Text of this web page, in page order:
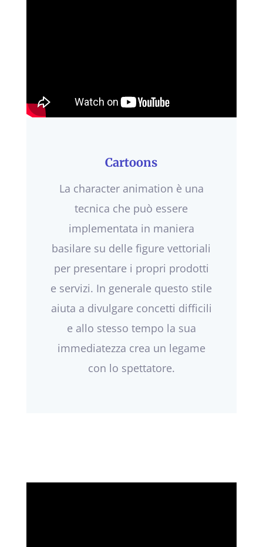
Cartoons
La character animation è una
tecnica che può essere
implementata in maniera
basilare su delle figure vettoriali
per presentare i propri prodotti
e servizi. In generale questo stile
aiuta a divulgare concetti difficili
e allo stesso tempo la sua
immediatezza crea un legame
con lo spettatore.